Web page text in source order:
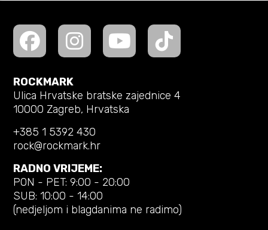
ROCKMARK
Ulica Hrvatske bratske zajednice 4
10000 Zagreb, Hrvatska
+385 1 5392 430
rock@rockmark.hr
RADNO VRIJEME:
PON - PET: 9:00 - 20:00
SUB: 10:00 - 14:00
(nedjeljom i blagdanima ne radimo)